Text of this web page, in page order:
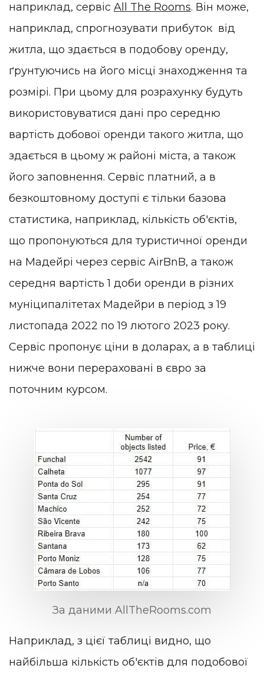
наприклад, сервіс All The Rooms. Він може,
наприклад, спрогнозувати прибуток від
житла, що здається в подобову оренду,
ґрунтуючись на його місці знаходження та
розмірі. При цьому для розрахунку будуть
використовуватися дані про середню
вартість добової оренди такого житла, що
здається в цьому ж районі міста, а також
його заповнення. Сервіс платний, а в
безкоштовному доступі є тільки базова
статистика, наприклад, кількість об'єктів,
що пропонуються для туристичної оренди
на Мадейрі через сервіс AirBnB, а також
середня вартість 1 доби оренди в різних
муніципалітетах Мадейри в період з 19
листопада 2022 по 19 лютого 2023 року.
Сервіс пропонує ціни в доларах, а в таблиці
нижче вони перераховані в євро за
поточним курсом.
За даними AllTheRooms.com
Наприклад, з цієї таблиці видно, що
найбільша кількість об'єктів для подобової